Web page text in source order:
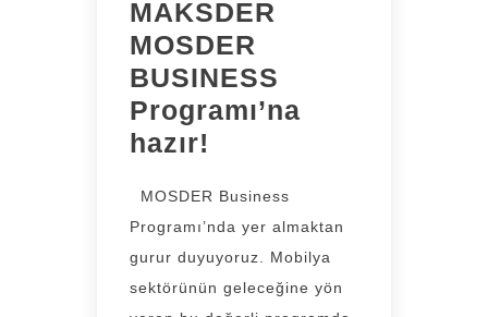
MAKSDER
MOSDER
BUSINESS
Programı’na
hazır!
MOSDER Business
Programı’nda yer almaktan
gurur duyuyoruz. Mobilya
sektörünün geleceğine yön